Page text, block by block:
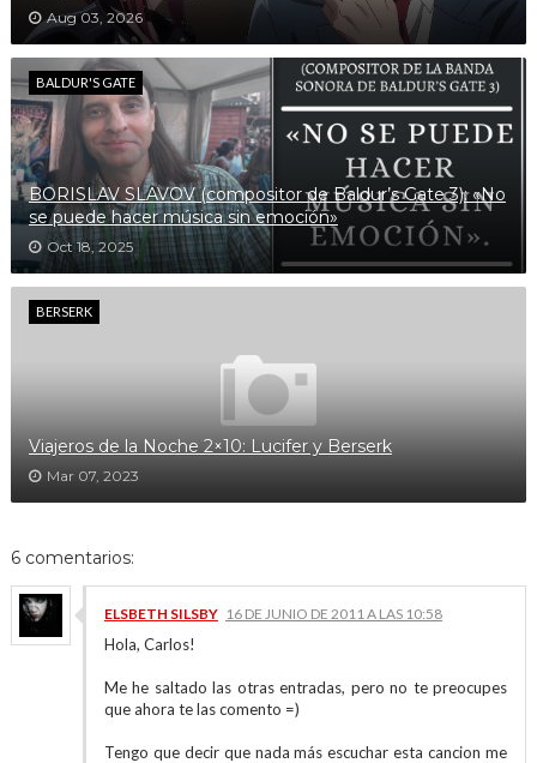
Aug 03, 2026
BALDUR'S GATE
BORISLAV SLAVOV (compositor de Baldur’s Gate 3): «No
se puede hacer música sin emoción»
Oct 18, 2025
BERSERK
Viajeros de la Noche 2×10: Lucifer y Berserk
Mar 07, 2023
6 comentarios:
ELSBETH SILSBY 16 DE JUNIO DE 2011 A LAS 10:58
Hola, Carlos!
Me he saltado las otras entradas, pero no te preocupes
que ahora te las comento =)
Tengo que decir que nada más escuchar esta cancion me